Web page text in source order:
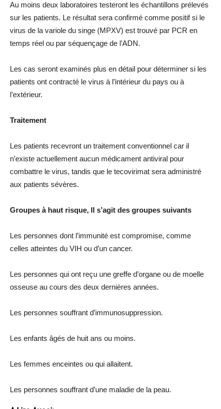
Au moins deux laboratoires testeront les échantillons prélevés
sur les patients. Le résultat sera confirmé comme positif si le
virus de la variole du singe (MPXV) est trouvé par PCR en
temps réel ou par séquençage de l’ADN.
Les cas seront examinés plus en détail pour déterminer si les
patients ont contracté le virus à l’intérieur du pays ou à
l’extérieur.
Traitement
Les patients recevront un traitement conventionnel car il
n’existe actuellement aucun médicament antiviral pour
combattre le virus, tandis que le tecovirimat sera administré
aux patients sévères.
Groupes à haut risque, ll s’agit des groupes suivants
Les personnes dont l’immunité est compromise, comme
celles atteintes du VIH ou d’un cancer.
Les personnes qui ont reçu une greffe d’organe ou de moelle
osseuse au cours des deux dernières années.
Les personnes souffrant d’immunosuppression.
Les enfants âgés de huit ans ou moins.
Les femmes enceintes ou qui allaitent.
Les personnes souffrant d’une maladie de la peau.